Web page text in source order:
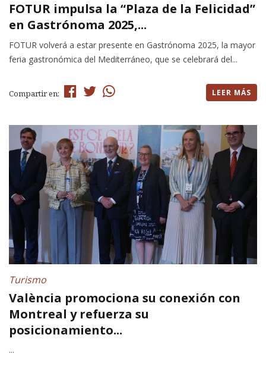
FOTUR impulsa la “Plaza de la Felicidad”
en Gastrónoma 2025,...
FOTUR volverá a estar presente en Gastrónoma 2025, la mayor
feria gastronómica del Mediterráneo, que se celebrará del...
Compartir en: LEER MÁS
Turismo
València promociona su conexión con
Montreal y refuerza su
posicionamiento...
...